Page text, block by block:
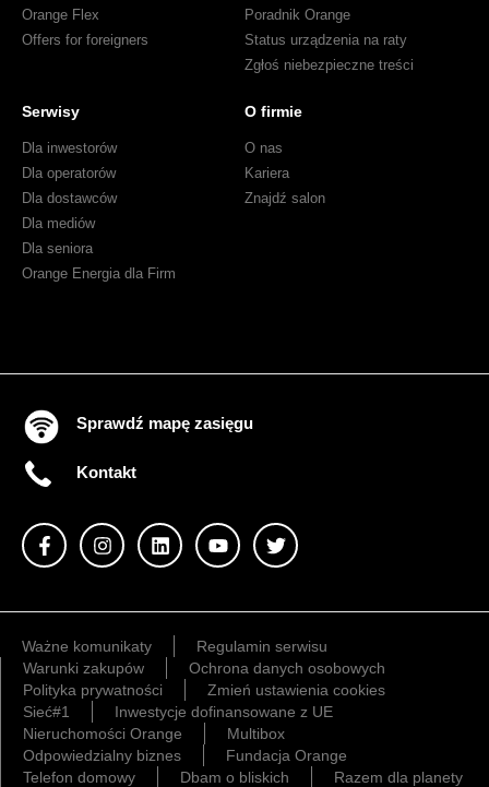
Orange Flex
Offers for foreigners
Poradnik Orange
Status urządzenia na raty
Zgłoś niebezpieczne treści
Serwisy
Dla inwestorów
Dla operatorów
Dla dostawców
Dla mediów
Dla seniora
Orange Energia dla Firm
O firmie
O nas
Kariera
Znajdź salon
Sprawdź mapę zasięgu
Kontakt
Ważne komunikaty
Regulamin serwisu
Warunki zakupów
Ochrona danych osobowych
Polityka prywatności
Zmień ustawienia cookies
Sieć#1
Inwestycje dofinansowane z UE
Nieruchomości Orange
Multibox
Odpowiedzialny biznes
Fundacja Orange
Telefon domowy
Dbam o bliskich Razem dla planety